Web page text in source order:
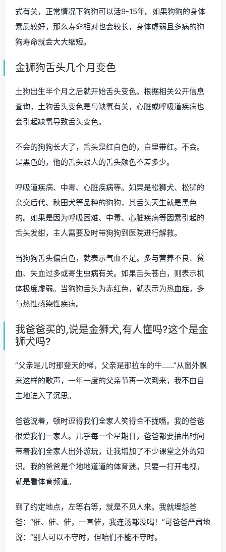
式有关，正常情况下狗狗可以活9-15年。如果狗狗的身体
素质较好，那么寿命相对也会较长，身体虚弱且多病的狗
狗寿命就会大大缩短。
金狮狗舌头几个月变色
土狗出生半个月之后就开始舌头变色。根据相关公开信息
查询，土狗舌头变色是与缺氧有关，心脏或呼吸道疾病也
会引起缺氧导致舌头变色。
不会的狗狗长大了，舌头是红白色的，白里带红。不会。
是黑色的，他的舌头跟人的舌头颜色不差多少。
呼吸道疾病、中毒、心脏疾病等。如果是松狮犬、松狮的
杂交后代、秋田犬等品种的狗狗，其舌头天生就是黑色
的。如果是因为呼吸困难、中毒、心脏疾病等因素引起的
舌头发绀，主人需要及时带狗狗到医院进行解救。
当狗狗舌头偏白色，就表示气血不足。多与营养不良、贫
血、失血过多或寄生虫病有关。如果舌头苍白，则表示机
体极度虚弱。当狗狗舌头为赤红色，就表示为热血症，多
与热性感染性疾病。
我爸爸买的,说是金狮犬,有人懂吗?这个是金
狮犬吗?
“父亲是儿时那登天的梯，父亲是那拉车的牛……”从窗外飘
来这样的歌声，一年一度的父亲节再一次到来，我不由自
主地进入了沉思。
爸爸说着，顿时逗得我们全家人笑得合不拢嘴。我的爸爸
很爱我们一家人。几乎每一个星期日，爸爸都要抽出时间
带着我们全家人出外游玩，让我增加了不少课堂之外的知
识。我的爸爸是个地地道道的体育迷。只要一打开电视，
就是看体育频道。
到了约定地点，左等右等，就是不见人来。我就埋怨爸
爸：“催、催、催，一直催，我连汤都没喝！”可爸爸严肃地
说：“别人可以不守时，但咱们不能不守时。